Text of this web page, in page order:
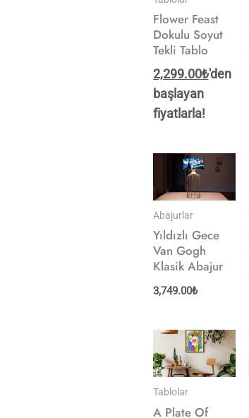
Flower Feast
Dokulu Soyut
Tekli Tablo
2,299.00₺'den
başlayan
fiyatlarla!
Abajurlar
Yıldızlı Gece
Van Gogh
Klasik Abajur
3,749.00₺
Tablolar
A Plate Of